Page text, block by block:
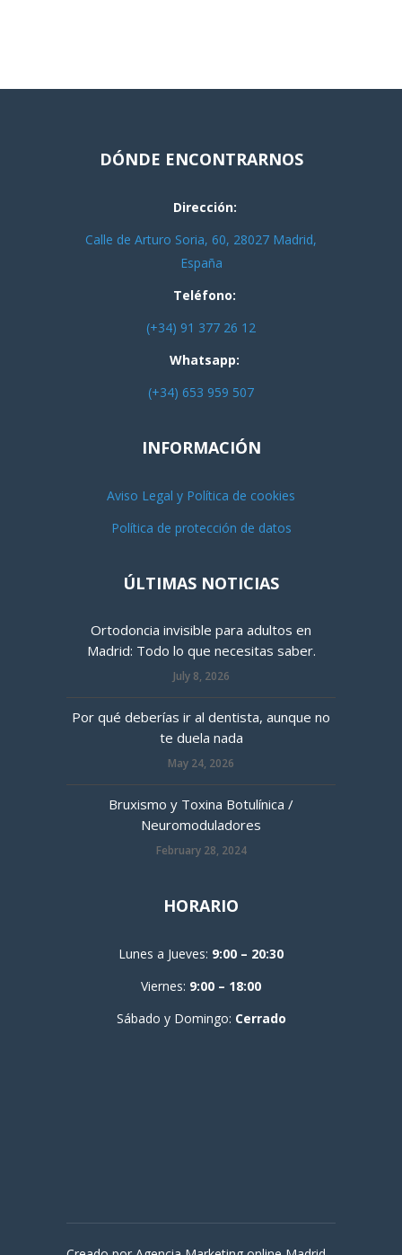
DÓNDE ENCONTRARNOS
Dirección:
Calle de Arturo Soria, 60, 28027 Madrid,
España
Teléfono:
(+34) 91 377 26 12
Whatsapp:
(+34) 653 959 507
INFORMACIÓN
Aviso Legal y Política de cookies
Política de protección de datos
ÚLTIMAS NOTICIAS
Ortodoncia invisible para adultos en
Madrid: Todo lo que necesitas saber.
July 8, 2026
Por qué deberías ir al dentista, aunque no
te duela nada
May 24, 2026
Bruxismo y Toxina Botulínica /
Neuromoduladores
February 28, 2024
HORARIO
Lunes a Jueves: 9:00 – 20:30
Viernes: 9:00 – 18:00
Sábado y Domingo: Cerrado